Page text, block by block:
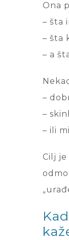
Ona
– šta
– šta
– a
–
–
– ili
Cilj